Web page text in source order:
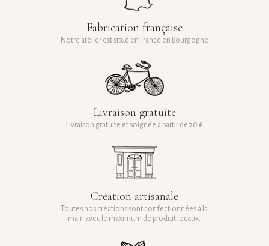
Fabrication française
Notre atelier est situé en France en Bourgogne
Livraison gratuite
Livraison gratuite et soignée à partir de 70 €
Création artisanale
Toutes nos créations sont confectionnées à la
main avec le maximum de produit locaux.